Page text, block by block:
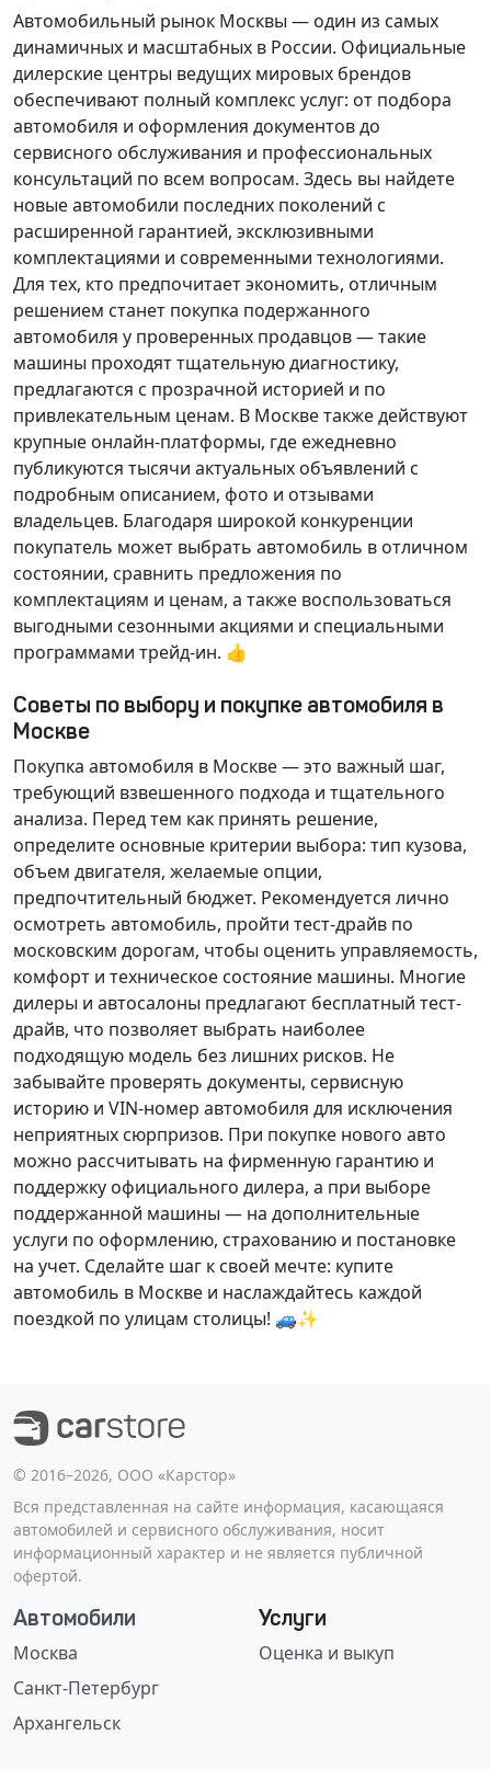
Автомобильный рынок Москвы — один из самых
динамичных и масштабных в России. Официальные
дилерские центры ведущих мировых брендов
обеспечивают полный комплекс услуг: от подбора
автомобиля и оформления документов до
сервисного обслуживания и профессиональных
консультаций по всем вопросам. Здесь вы найдете
новые автомобили последних поколений с
расширенной гарантией, эксклюзивными
комплектациями и современными технологиями.
Для тех, кто предпочитает экономить, отличным
решением станет покупка подержанного
автомобиля у проверенных продавцов — такие
машины проходят тщательную диагностику,
предлагаются с прозрачной историей и по
привлекательным ценам. В Москве также действуют
крупные онлайн-платформы, где ежедневно
публикуются тысячи актуальных объявлений с
подробным описанием, фото и отзывами
владельцев. Благодаря широкой конкуренции
покупатель может выбрать автомобиль в отличном
состоянии, сравнить предложения по
комплектациям и ценам, а также воспользоваться
выгодными сезонными акциями и специальными
программами трейд-ин. 👍
Советы по выбору и покупке автомобиля в
Москве
Покупка автомобиля в Москве — это важный шаг,
требующий взвешенного подхода и тщательного
анализа. Перед тем как принять решение,
определите основные критерии выбора: тип кузова,
объем двигателя, желаемые опции,
предпочтительный бюджет. Рекомендуется лично
осмотреть автомобиль, пройти тест-драйв по
московским дорогам, чтобы оценить управляемость,
комфорт и техническое состояние машины. Многие
дилеры и автосалоны предлагают бесплатный тест-
драйв, что позволяет выбрать наиболее
подходящую модель без лишних рисков. Не
забывайте проверять документы, сервисную
историю и VIN-номер автомобиля для исключения
неприятных сюрпризов. При покупке нового авто
можно рассчитывать на фирменную гарантию и
поддержку официального дилера, а при выборе
поддержанной машины — на дополнительные
услуги по оформлению, страхованию и постановке
на учет. Сделайте шаг к своей мечте: купите
автомобиль в Москве и наслаждайтесь каждой
поездкой по улицам столицы! 🚙✨
©️ 2016–2026, ООО «Карстор»
Вся представленная на сайте информация, касающаяся
автомобилей и сервисного обслуживания, носит
информационный характер и не является публичной
офертой.
Автомобили
Москва
Санкт-Петербург
Архангельск
Услуги
Оценка и выкуп